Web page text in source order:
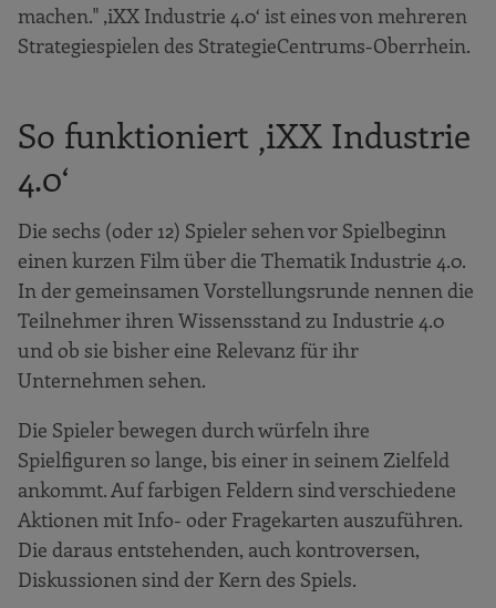
machen." ,iXX Industrie 4.0‘ ist eines von mehreren
Strategiespielen des StrategieCentrums-Oberrhein.
So funktioniert ‚iXX Industrie
4.0‘
Die sechs (oder 12) Spieler sehen vor Spielbeginn
einen kurzen Film über die Thematik Industrie 4.0.
In der gemeinsamen Vorstellungsrunde nennen die
Teilnehmer ihren Wissensstand zu Industrie 4.0
und ob sie bisher eine Relevanz für ihr
Unternehmen sehen.
Die Spieler bewegen durch würfeln ihre
Spielfiguren so lange, bis einer in seinem Zielfeld
ankommt. Auf farbigen Feldern sind verschiedene
Aktionen mit Info- oder Fragekarten auszuführen.
Die daraus entstehenden, auch kontroversen,
Diskussionen sind der Kern des Spiels.